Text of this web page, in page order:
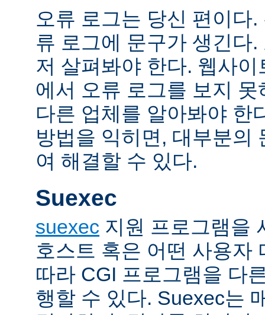
오류 로그는 당신 편이다
류 로그에 문구가 생긴다
저 살펴봐야 한다. 웹사
에서 오류 로그를 보지
다른 업체를 알아봐야 한
방법을 익히면, 대부분의
여 해결할 수 있다.
Suexec
suexec 지원 프로그램을
호스트 혹은 어떤 사용자
따라 CGI 프로그램을 다
행할 수 있다. Suexec는